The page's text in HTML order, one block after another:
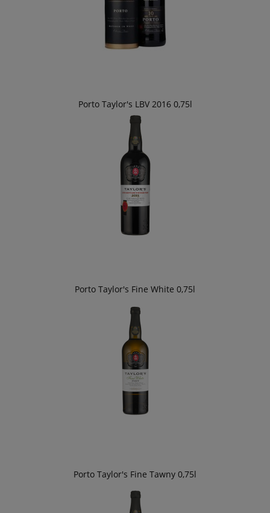
Porto Taylor's LBV 2016 0,75l
Porto Taylor's Fine White 0,75l
Porto Taylor's Fine Tawny 0,75l